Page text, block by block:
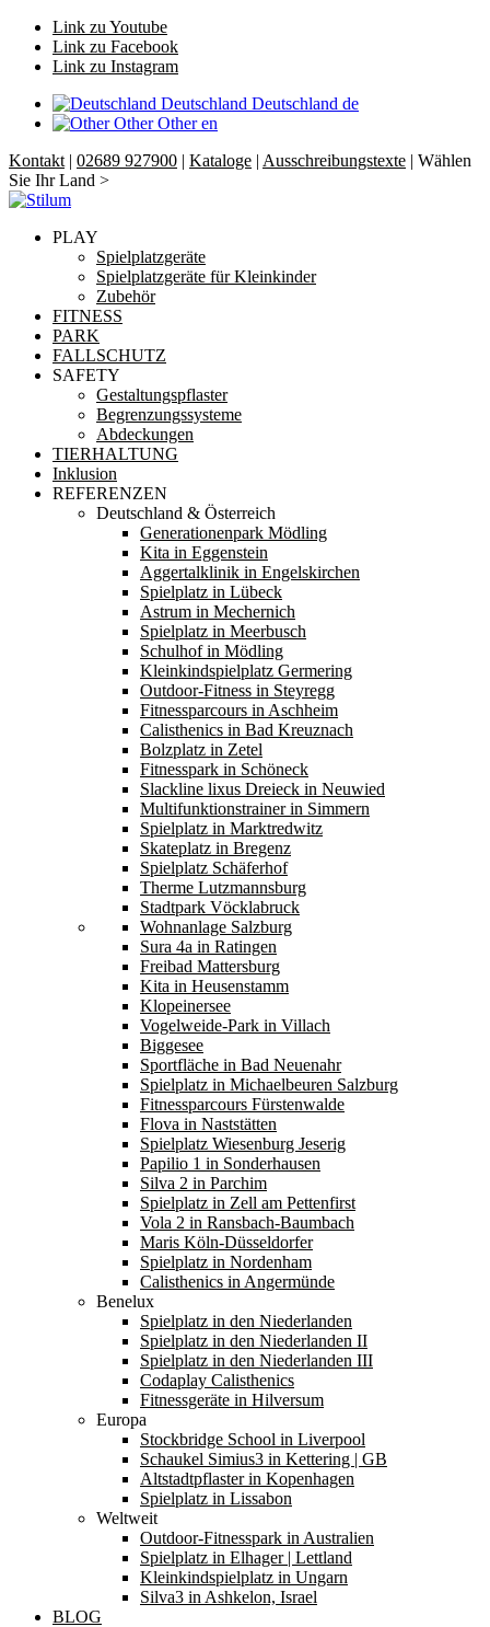
Link zu Youtube
Link zu Facebook
Link zu Instagram
Deutschland Deutschland de
Other Other en
Kontakt | 02689 927900 | Kataloge | Ausschreibungstexte | Wählen
Sie Ihr Land >
PLAY
Spielplatzgeräte
Spielplatzgeräte für Kleinkinder
Zubehör
FITNESS
PARK
FALLSCHUTZ
SAFETY
Gestaltungspflaster
Begrenzungssysteme
Abdeckungen
TIERHALTUNG
Inklusion
REFERENZEN
Deutschland & Österreich
Generationenpark Mödling
Kita in Eggenstein
Aggertalklinik in Engelskirchen
Spielplatz in Lübeck
Astrum in Mechernich
Spielplatz in Meerbusch
Schulhof in Mödling
Kleinkindspielplatz Germering
Outdoor-Fitness in Steyregg
Fitnessparcours in Aschheim
Calisthenics in Bad Kreuznach
Bolzplatz in Zetel
Fitnesspark in Schöneck
Slackline lixus Dreieck in Neuwied
Multifunktionstrainer in Simmern
Spielplatz in Marktredwitz
Skateplatz in Bregenz
Spielplatz Schäferhof
Therme Lutzmannsburg
Stadtpark Vöcklabruck
Wohnanlage Salzburg
Sura 4a in Ratingen
Freibad Mattersburg
Kita in Heusenstamm
Klopeinersee
Vogelweide-Park in Villach
Biggesee
Sportfläche in Bad Neuenahr
Spielplatz in Michaelbeuren Salzburg
Fitnessparcours Fürstenwalde
Flova in Naststätten
Spielplatz Wiesenburg Jeserig
Papilio 1 in Sonderhausen
Silva 2 in Parchim
Spielplatz in Zell am Pettenfirst
Vola 2 in Ransbach-Baumbach
Maris Köln-Düsseldorfer
Spielplatz in Nordenham
Calisthenics in Angermünde
Benelux
Spielplatz in den Niederlanden
Spielplatz in den Niederlanden II
Spielplatz in den Niederlanden III
Codaplay Calisthenics
Fitnessgeräte in Hilversum
Europa
Stockbridge School in Liverpool
Schaukel Simius3 in Kettering | GB
Altstadtpflaster in Kopenhagen
Spielplatz in Lissabon
Weltweit
Outdoor-Fitnesspark in Australien
Spielplatz in Elhager | Lettland
Kleinkindspielplatz in Ungarn
Silva3 in Ashkelon, Israel
BLOG